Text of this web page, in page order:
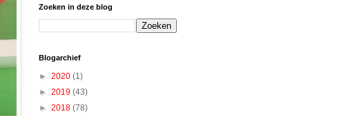
Zoeken in deze blog
Blogarchief
► 2020 (1)
► 2019 (43)
► 2018 (78)